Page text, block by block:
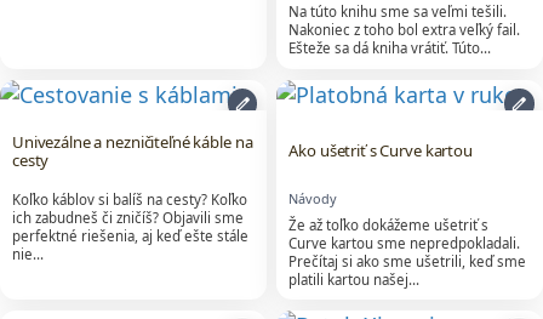
Na túto knihu sme sa veľmi tešili.
Nakoniec z toho bol extra veľký fail.
Ešteže sa dá kniha vrátiť. Túto…
edit
Univezálne a nezničiteľné káble na
cesty
Koľko káblov si balíš na cesty? Koľko
ich zabudneš či zničíš? Objavili sme
perfektné riešenia, aj keď ešte stále
nie…
edit
Ako ušetriť s Curve kartou
Návody
Že až toľko dokážeme ušetriť s
Curve kartou sme nepredpokladali.
Prečítaj si ako sme ušetrili, keď sme
platili kartou našej…